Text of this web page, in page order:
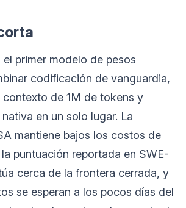
primer modelo de pesos
codificación de vanguardia,
contexto de 1M de tokens y
en un solo lugar. La
mantiene bajos los costos de
puntuación reportada en SWE-
cerca de la frontera cerrada, y
se esperan a los pocos días del